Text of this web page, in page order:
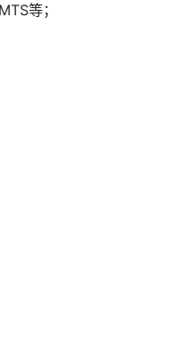
等；